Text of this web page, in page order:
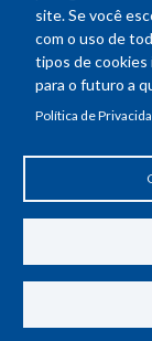
site. Se você
com o uso de
tipos de cookies
para o futuro a
Política de
Horário